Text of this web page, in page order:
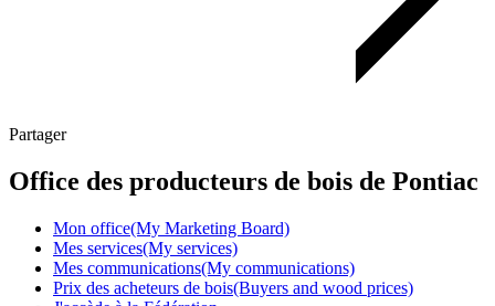
Partager
Office des producteurs de bois de Pontiac
Mon office(My Marketing Board)
Mes services(My services)
Mes communications(My communications)
Prix des acheteurs de bois(Buyers and wood prices)